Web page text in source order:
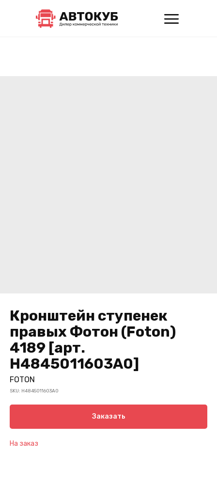
Кронштейн ступенек
правых Фотон (Foton)
4189 [арт.
H4845011603A0]
FOTON
SKU: H4845011603A0
Заказать
На заказ